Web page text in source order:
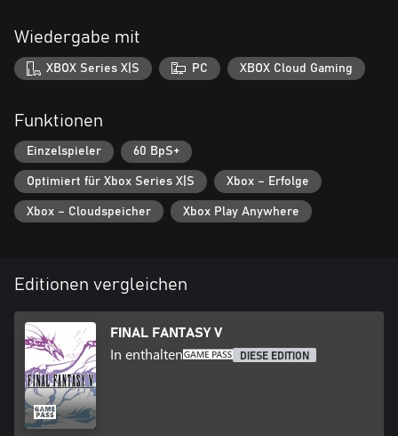
・Durchgängig aktualisierte 2D-Pixel-Grafik, darunter die
kultigen FINAL FANTASY-Pixel-Charakterdesigns von Kazuko
Shibuya, der Künstlerin des Originals und derzeitiger
Mitwirkenden.
Stil, der unter der Leitung des Originalkomponisten Nobuo
■Verbessertes Gameplay!
・Enthält eine modernisierte Benutzeroberfläche, Autokampf-
Optionen und mehr.
・Wechsle zwischen zwei Soundtrack-Versionen: der Version, die
・Du kannst jetzt auch zwischen verschiedenen Schriftarten
wechseln: Zur Auswahl stehen die Standardschrift und eine
pixelbasierte Schriftart, die die Atmosphäre des Originalspiels
widerspiegelt.
・Zusätzliche Boost-Funktionen zur Erweiterung der Gameplay-
Optionen, darunter eine Funktion zum Ausschalten von
Zufallskämpfen und zur Anpassung von Multiplikatoren für
Erfahrungs- und Fertigkeitenpunkte zwischen 0 und 4.
・Tauche mit zusätzlichen Extras wie der Monsterfibel, der Galerie
Wiedergabe mit
XBOX Series X|S PC XBOX Cloud Gaming
Funktionen
Einzelspieler 60 BpS+
Optimiert für Xbox Series X|S Xbox – Erfolge
Xbox – Cloudspeicher Xbox Play Anywhere
Editionen vergleichen
FINAL FANTASY V
In enthalten DIESE EDITION